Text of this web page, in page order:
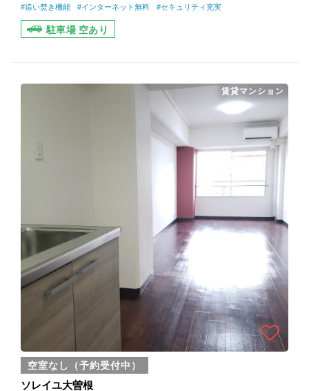
#追い焚き機能 #インターネット無料 #セキュリティ充実
駐車場 空あり
空室なし（予約受付中）
ソレイユ大曽根
賃貸マンション